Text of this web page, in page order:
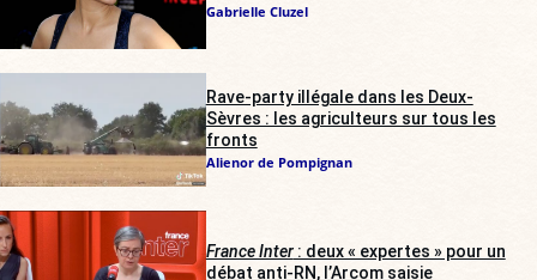
Gabrielle Cluzel
Rave-party illégale dans les Deux-
Sèvres : les agriculteurs sur tous les
fronts
Alienor de Pompignan
France Inter: deux « expertes » pour un
débat anti-RN, l’Arcom saisie